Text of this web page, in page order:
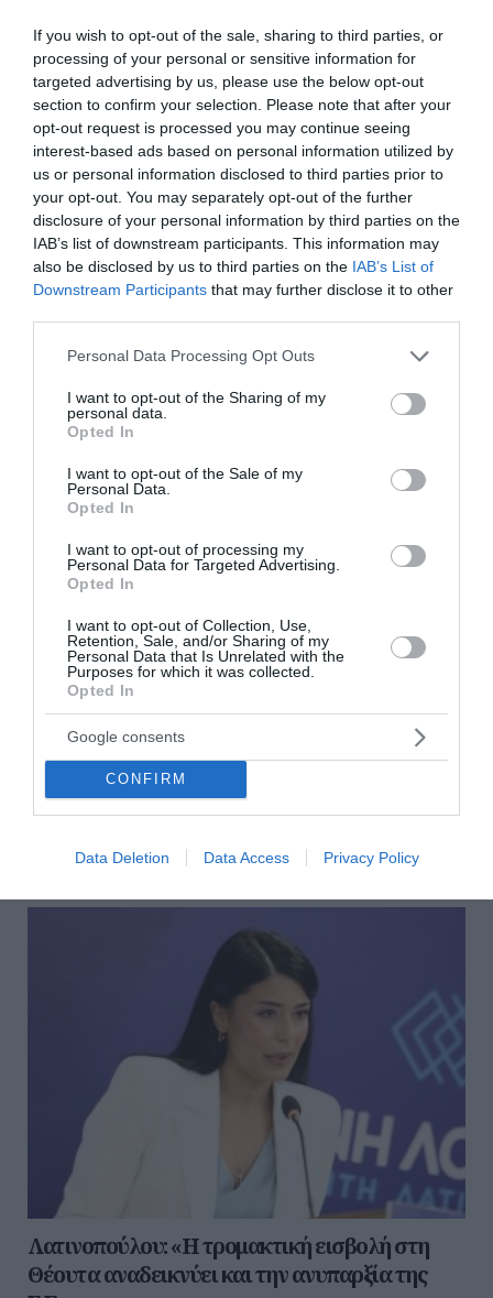
If you wish to opt-out of the sale, sharing to third parties, or
processing of your personal or sensitive information for
targeted advertising by us, please use the below opt-out
section to confirm your selection. Please note that after your
opt-out request is processed you may continue seeing
interest-based ads based on personal information utilized by
us or personal information disclosed to third parties prior to
your opt-out. You may separately opt-out of the further
disclosure of your personal information by third parties on the
IAB’s list of downstream participants. This information may
also be disclosed by us to third parties on the IAB’s List of
Downstream Participants that may further disclose it to other
Please note that this website/app uses one or more Google
not limited to your visit or usage behaviour. You may click to
grant or deny consent to Google and its third-party tags to
use your data for below specified purposes in below Google
consent section.
Personal Data Processing Opt Outs
I want to opt-out of the Sharing of my
personal data.
Opted In
I want to opt-out of the Sale of my
Personal Data.
Opted In
I want to opt-out of processing my
Personal Data for Targeted Advertising.
Opted In
I want to opt-out of Collection, Use,
Retention, Sale, and/or Sharing of my
Personal Data that Is Unrelated with the
Purposes for which it was collected.
Opted In
Google consents
CONFIRM
Data Deletion Data Access Privacy Policy
Συρία: Πώς ένα ξεχασμένο σημειωματάριο οδήγησε στα
ίχνη αρχικατασκόπου του Άσαντ
Λόττο: Τα αποτελέσματα της κλήρωσης του Σαββάτου
Αυτοί είναι οι έξι όροι του Ιράν προς τις ΗΠΑ για τα Στενά
του Ορμούζ
ΟΛΕΣ ΟΙ ΕΙΔΗΣΕΙΣ →
διαβάστε ακόμη
ΠΑΣΟΚ: «Χρειάζεται άλλη εξωτερική πολιτική
με στρατηγικό βάθος» – Πυρά για την
οικονομία
πολιτική, την υπόθεση των υποκλοπών αλλά και την
οικονομική πολιτική άσκησε ο εκπρόσωπος Τύπου του
08 Αυγούστου 2026
Λατινοπούλου: «Η τρομακτική εισβολή στη
Θέουτα αναδεικνύει και την ανυπαρξία της